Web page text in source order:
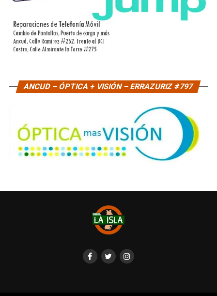
ANCUD – ÓPTICA + VISIÓN – ERRAZURIZ #797